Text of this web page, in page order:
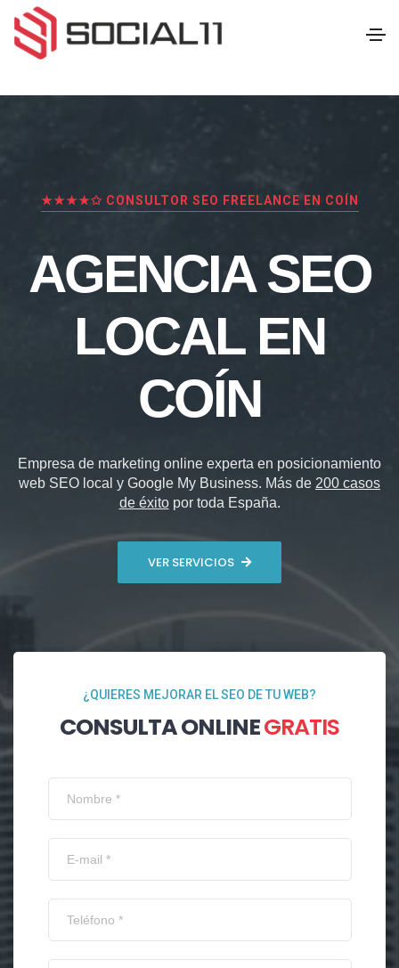
★★★★✩ CONSULTOR SEO FREELANCE EN COÍN
AGENCIA SEO
LOCAL EN
COÍN
Empresa de marketing online experta en posicionamiento
web SEO local y Google My Business. Más de 200 casos
de éxitopor toda España.
VER SERVICIOS
¿QUIERES MEJORAR EL SEO DE TU WEB?
CONSULTA ONLINEGRATIS